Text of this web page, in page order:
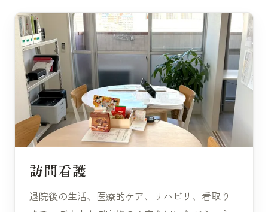
訪問看護
退院後の生活、医療的ケア、リハビリ、看取り